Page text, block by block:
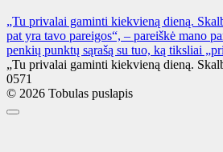
„Tu privalai gaminti kiekvieną dieną.
pat yra tavo pareigos“, – pareiškė mano
penkių punktų sąrašą su tuo, ką tiksliai
„Tu privalai gaminti kiekvieną dieną.
0571
© 2026 Tobulas puslapis